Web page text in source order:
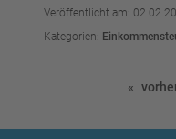
Veröffentlicht am:
Kategorien: